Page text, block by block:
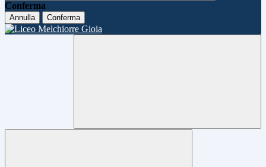
Conferma
Annulla Conferma